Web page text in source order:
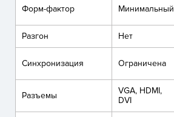
Форм-фактор Минимальный
Разгон Нет
Синхронизация Ограничена
Разъемы
VGA, HDMI,
DVI